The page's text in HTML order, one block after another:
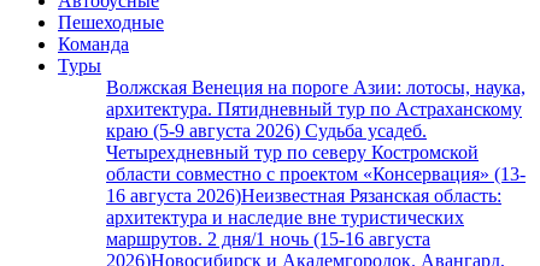
Пешеходные
Команда
Туры
Волжская Венеция на пороге Азии: лотосы, наука,
архитектура. Пятидневный тур по Астраханскому
краю (5-9 августа 2026) Судьба усадеб.
Четырехдневный тур по северу Костромской
области совместно с проектом «Консервация» (13-
16 августа 2026)Неизвестная Рязанская область:
архитектура и наследие вне туристических
маршрутов. 2 дня/1 ночь (15-16 августа
2026)Новосибирск и Академгородок. Авангард,